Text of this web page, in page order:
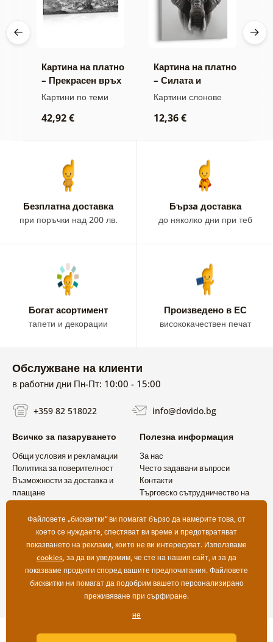
Картина на платно
– Прекрасен връх
на планина в
Картини по теми
42,92 €
Картина на платно
– Силата и
спокойствието на
Картини слонове
12,36 €
Безплатна доставка
при поръчки над 200 лв.
Бързa доставка
до няколко дни при теб
Богат асортимент
тапети и декорации
Произведено в ЕС
висококачествен печат
Обслужване на клиенти
в работни дни Пн-Пт: 10:00 - 15:00
+359 82 518022 info@dovido.bg
Всичко за пазаруването
Общи условия и рекламации
Политика за поверителност
Възможности за доставка и
плащане
Полезна информация
За нас
Често задавани въпроси
Контакти
Търговско сътрудничество на
Copyright ©2019 © Dovido.bg.
Файловете „бисквитки“ ви помагат бързо да намерите това, от
което се нуждаете, спестяват ви време и предотвратяват
показването на реклами, които не ви интересуват. Използваме
cookies, за да ви уведомим, че сте на нашия сайт, и за да
показваме продукти според вашите предпочитания. Файловете
бисквитки ни помагат да подобрим вашето персонализирано
преживяване при сърфиране.
не